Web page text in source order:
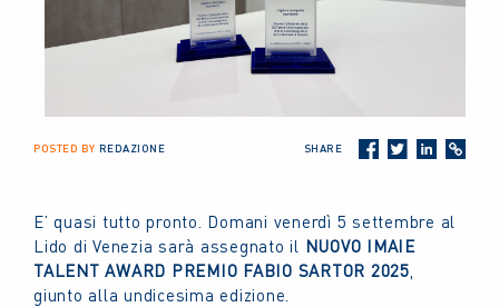
POSTED BY REDAZIONE SHARE
E’ quasi tutto pronto. Domani venerdì 5 settembre al
Lido di Venezia sarà assegnato il NUOVO IMAIE
TALENT AWARD PREMIO FABIO SARTOR 2025
giunto alla undicesima edizione.